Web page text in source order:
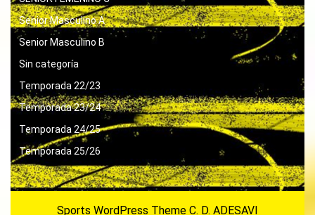
Senior Masculino A
Senior Masculino B
Sin categoría
Temporada 22/23
Temporada 23/24
Temporada 24/25
Temporada 25/26
Sports WordPress Theme C. D. ADESAVI